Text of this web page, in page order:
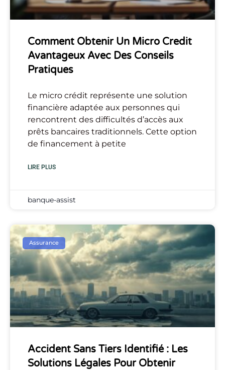
Comment Obtenir Un Micro Credit
Avantageux Avec Des Conseils
Pratiques
Le micro crédit représente une solution
financière adaptée aux personnes qui
rencontrent des difficultés d’accès aux
prêts bancaires traditionnels. Cette option
de financement à petite
LIRE PLUS
banque-assist
Assurance
Accident Sans Tiers Identifié : Les
Solutions Légales Pour Obtenir